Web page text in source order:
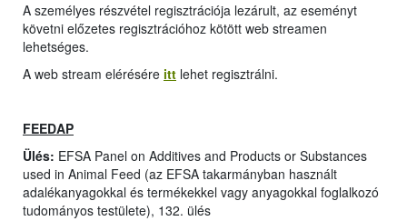
A személyes részvétel regisztrációja lezárult, az eseményt
követni előzetes regisztrációhoz kötött web streamen
lehetséges.
A web stream elérésére itt lehet regisztrálni.
FEEDAP
Ülés: EFSA Panel on Additives and Products or Substances
used in Animal Feed (az EFSA takarmányban használt
adalékanyagokkal és termékekkel vagy anyagokkal foglalkozó
tudományos testülete), 132. ülés